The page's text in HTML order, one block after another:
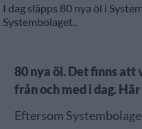
I dag släpps 80 nya öl i
Systembolaget..
80 nya öl. Det finns
från och med i dag.
Eftersom